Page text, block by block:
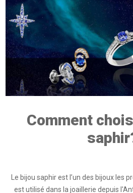
Comment
Le bijou saphir est l’un des bijoux les
est utilisé dans la joaillerie depuis